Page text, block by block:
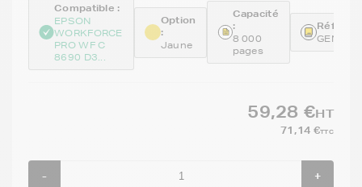
Compatible :
EPSON
WORKFORCE
PRO WF C
8690 D3...
Option
:
Jaune
Capacité
:
8 000
pages
59,28 €HT
71,14 €TTC
- +